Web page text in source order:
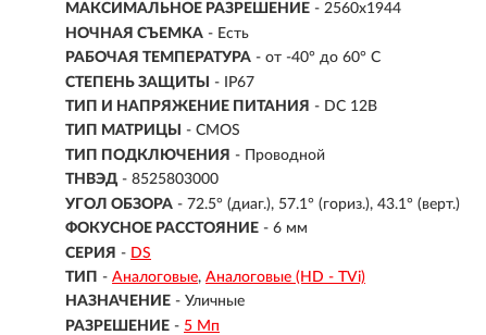
МАКСИМАЛЬНОЕ РАЗРЕШЕНИЕ - 2560x1944
НОЧНАЯ СЪЕМКА - Есть
РАБОЧАЯ ТЕМПЕРАТУРА - от -40° до 60° C
СТЕПЕНЬ ЗАЩИТЫ
- IP67
ТИП И НАПРЯЖЕНИЕ ПИТАНИЯ - DC 12В
ТИП МАТРИЦЫ
- CMOS
ТИП ПОДКЛЮЧЕНИЯ - Проводной
ТНВЭД - 8525803000
УГОЛ ОБЗОРА - 72.5° (диаг.), 57.1° (гориз.), 43.1° (верт.)
ФОКУСНОЕ РАССТОЯНИЕ - 6 мм
СЕРИЯ - DS
ТИП - Аналоговые Аналоговые (HD - TVi)
НАЗНАЧЕНИЕ - Уличные
РАЗРЕШЕНИЕ - 5 Мп